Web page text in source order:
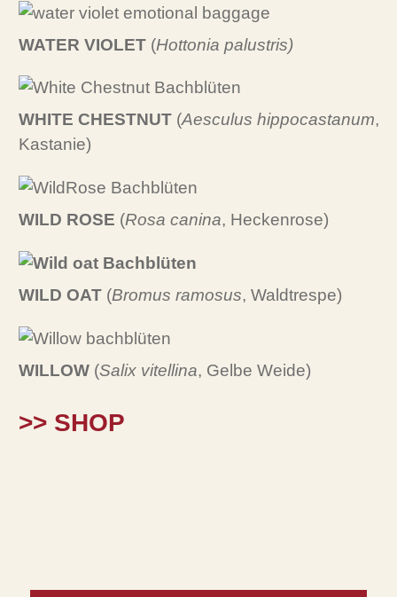
WATER VIOLET(Hottonia palustris)
WHITE CHESTNUT(Aesculus hippocastanum,
Kastanie)
WILD ROSE (Rosa canina, Heckenrose)
WILD OAT(Bromus ramosus, Waldtrespe)
WILLOW(Salix vitellina, Gelbe Weide)
>> SHOP